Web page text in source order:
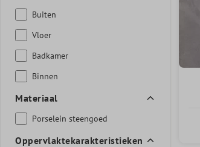
Buiten
Vloer
Badkamer
Binnen
Materiaal
Porselein steengoed
Oppervlaktekarakteristieken